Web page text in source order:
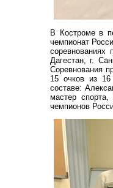
В Костроме в
чемпионат
соревнованиях
Дагестан, г.
Соревнования
15 очков из 16
составе:
мастер
чемпионов